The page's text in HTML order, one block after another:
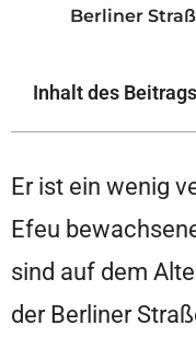
Berliner
Inhalt des Beitrags
Er ist ein wenig
Efeu
sind auf dem
der Berliner